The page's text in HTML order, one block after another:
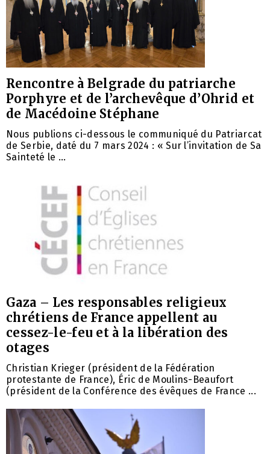
Rencontre à Belgrade du patriarche
Porphyre et de l’archevêque d’Ohrid et
de Macédoine Stéphane
Nous publions ci-dessous le communiqué du Patriarcat
de Serbie, daté du 7 mars 2024 : « Sur l’invitation de Sa
Sainteté le ...
Gaza – Les responsables religieux
chrétiens de France appellent au
cessez-le-feu et à la libération des
otages
Christian Krieger (président de la Fédération
protestante de France), Éric de Moulins-Beaufort
(président de la Conférence des évêques de France ...